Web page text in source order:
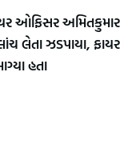
ઓફિસર અમિતકુમાર
લેતા ઝડપાયા, ફાયર
હતા
રસ્તામાં
જ ગાયબ!
રાજકોટમાં